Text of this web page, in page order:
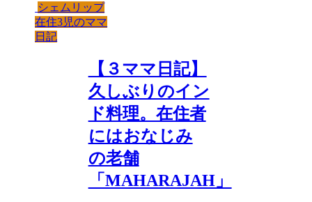
シェムリップ
在住3児のママ
日記
【３ママ日記】
久しぶりのイン
ド料理。在住者
にはおなじみ
の老舗
「MAHARAJAH」